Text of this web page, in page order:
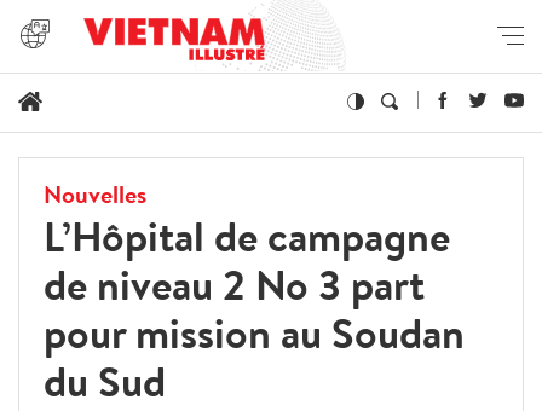
Nouvelles
L’Hôpital de campagne
de niveau 2 No 3 part
pour mission au Soudan
du Sud